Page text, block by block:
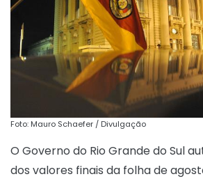
Foto: Mauro Schaefer / Divulgação
O Governo do Rio Grande do Sul
dos valores finais da folha de